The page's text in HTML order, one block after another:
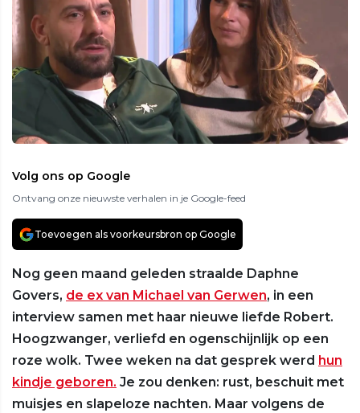
Volg ons op Google
Ontvang onze nieuwste verhalen in je Google-feed
Toevoegen als voorkeursbron op Google
Nog geen maand geleden straalde Daphne
Govers, de ex van Michael van Gerwen, in een
interview samen met haar nieuwe liefde Robert.
Hoogzwanger, verliefd en ogenschijnlijk op een
roze wolk. Twee weken na dat gesprek werd hun
kindje geboren. Je zou denken: rust, beschuit met
muisjes en slapeloze nachten. Maar volgens de